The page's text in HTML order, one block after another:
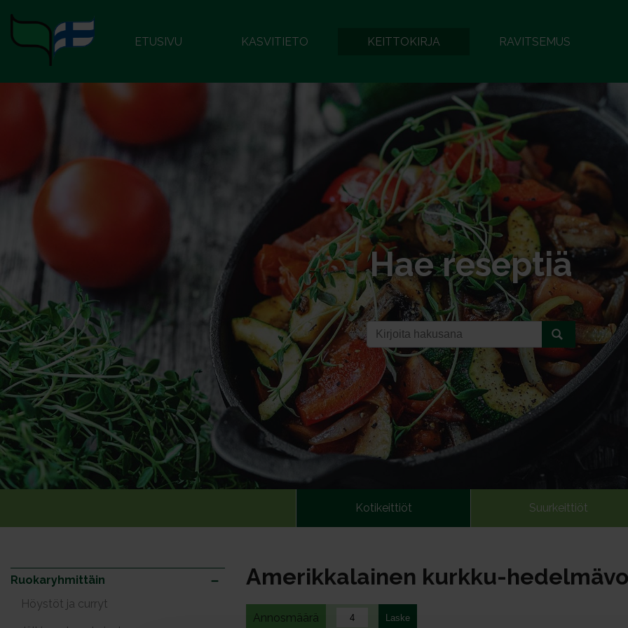
ETUSIVU KASVITIETO KEITTOKIRJA RAVITSEMUS
Hae reseptiä
Kotikeittiöt Suurkeittiöt
Ruokaryhmittäin
Höystöt ja curryt
Amerikkalainen kurkku-
Annosmäärä